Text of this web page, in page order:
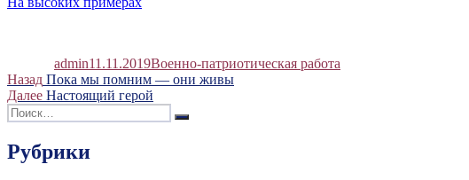
admin11.11.2019Военно-патриотическая работа
Навигация
по
записям
Назад Предыдущая
запись:
Пока мы помним — они живы
Далее Следующая
запись:
Настоящий герой
Искать:
Поиск
Рубрики